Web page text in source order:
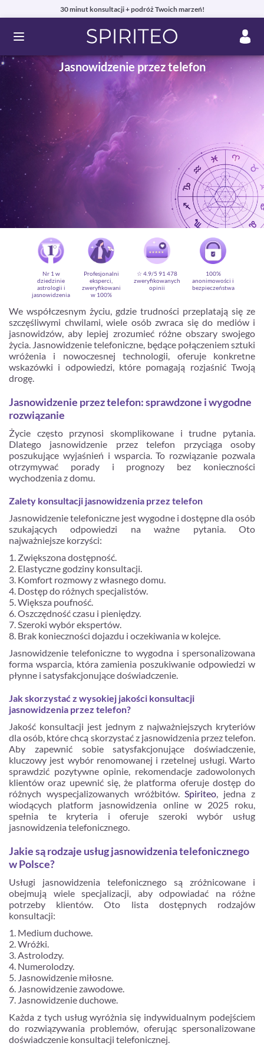
30 minut konsultacji + podróż Twoich marzeń!
Ouvrir le menu
Jasnowidzenie przez telefon
Prywatne konsultacje jasnowidzenia online przez telefon,
czat lub e-mail
99% zadowolonych klientów i autentyczne recenzje!
Nr 1 w
dziedzinie
astrologii i
jasnowidzenia
Profesjonalni
eksperci,
zweryfikowani
w 100%
☆ 4.9/5 91 478
zweryfikowanych
opinii
100%
anonimowości i
bezpieczeństwa
We współczesnym życiu, gdzie trudności przeplatają się ze
szczęśliwymi chwilami, wiele osób zwraca się do mediów i
jasnowidzów, aby lepiej zrozumieć różne obszary swojego
życia. Jasnowidzenie telefoniczne, będące połączeniem sztuki
wróżenia i nowoczesnej technologii, oferuje konkretne
wskazówki i odpowiedzi, które pomagają rozjaśnić Twoją
drogę.
Jasnowidzenie przez telefon: sprawdzone i wygodne
rozwiązanie
Życie często przynosi skomplikowane i trudne pytania.
Dlatego jasnowidzenie przez telefon przyciąga osoby
poszukujące wyjaśnień i wsparcia. To rozwiązanie pozwala
otrzymywać porady i prognozy bez konieczności
wychodzenia z domu.
Zalety konsultacji jasnowidzenia przez telefon
Jasnowidzenie telefoniczne jest wygodne i dostępne dla osób
szukających odpowiedzi na ważne pytania. Oto
najważniejsze korzyści:
Zwiększona dostępność.
Elastyczne godziny konsultacji.
Komfort rozmowy z własnego domu.
Dostęp do różnych specjalistów.
Większa poufność.
Oszczędność czasu i pieniędzy.
Szeroki wybór ekspertów.
Brak konieczności dojazdu i oczekiwania w kolejce.
Jasnowidzenie telefoniczne to wygodna i spersonalizowana
forma wsparcia, która zamienia poszukiwanie odpowiedzi w
płynne i satysfakcjonujące doświadczenie.
Jak skorzystać z wysokiej jakości konsultacji
jasnowidzenia przez telefon?
Jakość konsultacji jest jednym z najważniejszych kryteriów
dla osób, które chcą skorzystać z jasnowidzenia przez telefon.
Aby zapewnić sobie satysfakcjonujące doświadczenie,
kluczowy jest wybór renomowanej i rzetelnej usługi. Warto
sprawdzić pozytywne opinie, rekomendacje zadowolonych
klientów oraz upewnić się, że platforma oferuje dostęp do
różnych wyspecjalizowanych wróżbitów.Spiriteo, jedna z
wiodących platform jasnowidzenia online w 2025 roku,
spełnia te kryteria i oferuje szeroki wybór usług
jasnowidzenia telefonicznego.
Jakie są rodzaje usług jasnowidzenia telefonicznego
w Polsce?
Usługi jasnowidzenia telefonicznego są zróżnicowane i
obejmują wiele specjalizacji, aby odpowiadać na różne
potrzeby klientów. Oto lista dostępnych rodzajów
konsultacji:
Medium duchowe.
Wróżki.
Astrolodzy.
Numerolodzy.
Jasnowidzenie miłosne.
Jasnowidzenie zawodowe.
Jasnowidzenie duchowe.
Każda z tych usług wyróżnia się indywidualnym podejściem
do rozwiązywania problemów, oferując spersonalizowane
doświadczenie konsultacji telefonicznej.